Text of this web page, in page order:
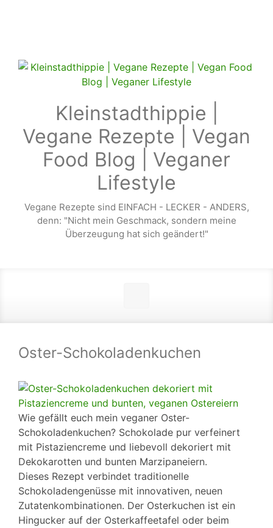
Kleinstadthippie |
Vegane Rezepte | Vegan
Food Blog | Veganer
Lifestyle
Vegane Rezepte sind EINFACH - LECKER - ANDERS,
denn: "Nicht mein Geschmack, sondern meine
Überzeugung hat sich geändert!"
Oster-Schokoladenkuchen
Wie gefällt euch mein veganer Oster-
Schokoladenkuchen? Schokolade pur verfeinert
mit Pistaziencreme und liebevoll dekoriert mit
Dekokarotten und bunten Marzipaneiern.
Dieses Rezept verbindet traditionelle
Schokoladengenüsse mit innovativen, neuen
Zutatenkombinationen. Der Osterkuchen ist ein
Hingucker auf der Osterkaffeetafel oder beim